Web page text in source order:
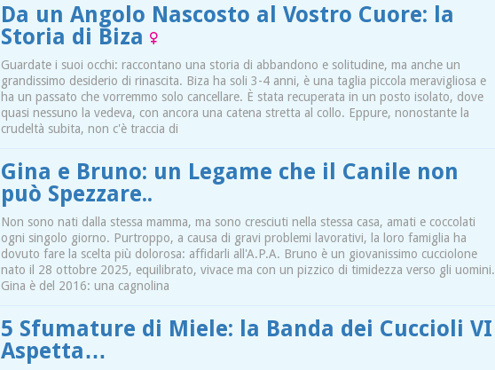
Da un Angolo Nascosto al Vostro Cuore: la
Storia di Biza
Guardate i suoi occhi: raccontano una storia di abbandono e solitudine, ma anche un
grandissimo desiderio di rinascita. Biza ha soli 3-4 anni, è una taglia piccola meravigliosa e
ha un passato che vorremmo solo cancellare. È stata recuperata in un posto isolato, dove
quasi nessuno la vedeva, con ancora una catena stretta al collo. Eppure, nonostante la
crudeltà subita, non c'è traccia di
Gina e Bruno: un Legame che il Canile non
può Spezzare..
Non sono nati dalla stessa mamma, ma sono cresciuti nella stessa casa, amati e coccolati
ogni singolo giorno. Purtroppo, a causa di gravi problemi lavorativi, la loro famiglia ha
dovuto fare la scelta più dolorosa: affidarli all'A.P.A. Bruno è un giovanissimo cucciolone
nato il 28 ottobre 2025, equilibrato, vivace ma con un pizzico di timidezza verso gli uomini.
Gina è del 2016: una cagnolina
5 Sfumature di Miele: la Banda dei Cuccioli VI
Aspetta…